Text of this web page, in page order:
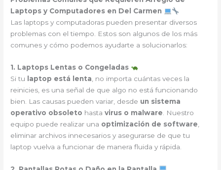
Laptops y Computadores en Del Carmen
Las laptops y computadoras pueden presentar diversos
problemas con el tiempo. Estos son algunos de los más
comunes y cómo podemos ayudarte a solucionarlos:
1. Laptops Lentas o Congeladas
Si tu
laptop está lenta , no importa cuántas veces la
reinicies, es una señal de que algo no está funcionando
bien. Las causas pueden variar, desde un sistema
operativo obsoleto hastavirus o malware . Nuestro
equipo puede realizar una optimización de software
eliminar archivos innecesarios y asegurarse de que tu
laptop vuelva a funcionar de manera fluida y rápida.